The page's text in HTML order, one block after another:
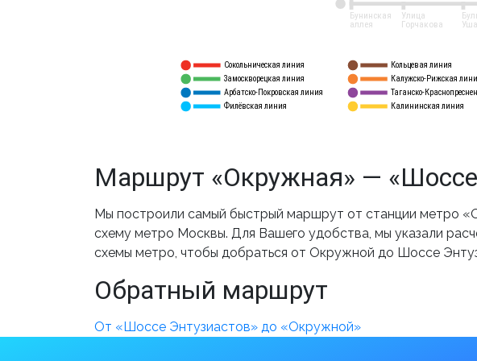
Сокольническая линия
Замоскворецкая линия
Арбатско-Покровская линия
Филёвская линия
Кольцевая линия
Калужско-Рижская
Таганско-
Калининская линия
Улица
Горчакова
Бунинская
аллея
Маршрут «Окружная» — «Шоссе
Мы построили самый быстрый маршрут от станции метро
схему метро Москвы. Для Вашего удобства, мы указали
схемы метро, чтобы добраться от Окружной до Шоссе
Обратный маршрут
От «Шоссе Энтузиастов» до «Окружной»